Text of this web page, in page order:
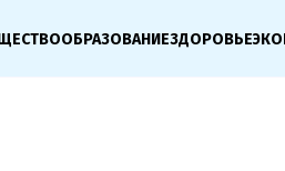
ОБРАЗОВАНИЕЗДОРОВЬЕ